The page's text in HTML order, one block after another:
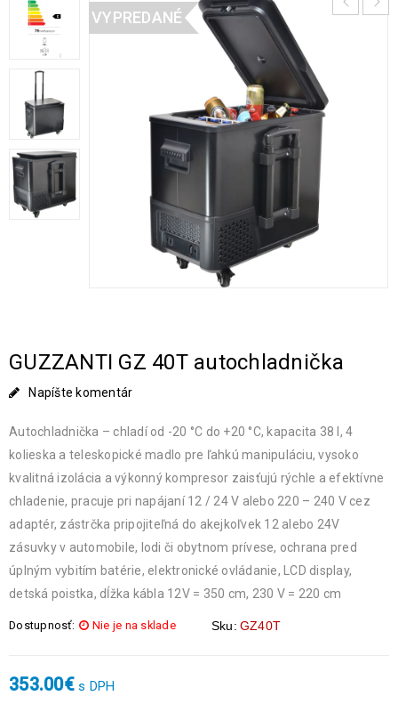
VYPREDANÉ
GUZZANTI GZ 40T autochladnička
Napíšte komentár
Autochladnička – chladí od -20 °C do +20 °C, kapacita 38 l, 4
kolieska a teleskopické madlo pre ľahkú manipuláciu, vysoko
kvalitná izolácia a výkonný kompresor zaisťujú rýchle a efektívne
chladenie, pracuje pri napájaní 12 / 24 V alebo 220 – 240 V cez
adaptér, zástrčka pripojiteľná do akejkoľvek 12 alebo 24V
zásuvky v automobile, lodi či obytnom prívese, ochrana pred
úplným vybitím batérie, elektronické ovládanie, LCD display,
detská poistka, dĺžka kábla 12V = 350 cm, 230 V = 220 cm
Dostupnosť: Nie je na sklade Sku: GZ40T
353.00€ s DPH